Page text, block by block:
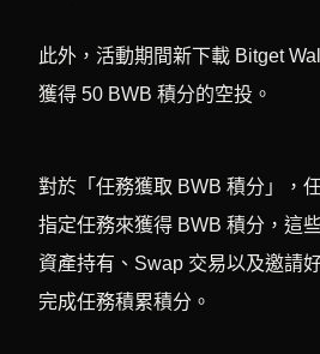
此外，活動期間新下載 Bitget
獲得 50 BWB 積分的空投。
對於「任務獲取 BWB 積分」，
指定任務來獲得 BWB 積分，這
資產持有、Swap 交易以及邀請
完成任務積累積分。